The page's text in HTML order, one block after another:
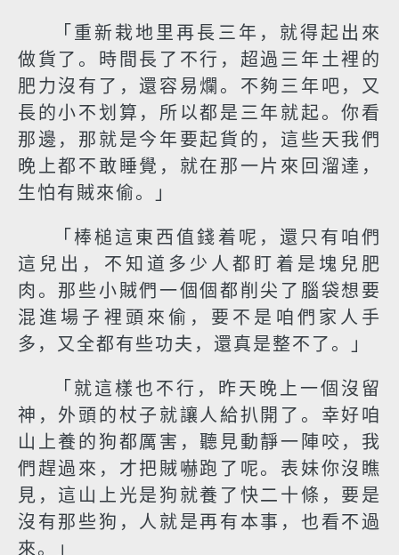
「重新栽地里再長三年，就得起出來
做貨了。時間長了不行，超過三年土裡的
肥力沒有了，還容易爛。不夠三年吧，又
長的小不划算，所以都是三年就起。你看
那邊，那就是今年要起貨的，這些天我們
晚上都不敢睡覺，就在那一片來回溜達，
生怕有賊來偷。」
「棒槌這東西值錢着呢，還只有咱們
這兒出，不知道多少人都盯着是塊兒肥
肉。那些小賊們一個個都削尖了腦袋想要
混進場子裡頭來偷，要不是咱們家人手
多，又全都有些功夫，還真是整不了。」
「就這樣也不行，昨天晚上一個沒留
神，外頭的杖子就讓人給扒開了。幸好咱
山上養的狗都厲害，聽見動靜一陣咬，我
們趕過來，才把賊嚇跑了呢。表妹你沒瞧
見，這山上光是狗就養了快二十條，要是
沒有那些狗，人就是再有本事，也看不過
來。」